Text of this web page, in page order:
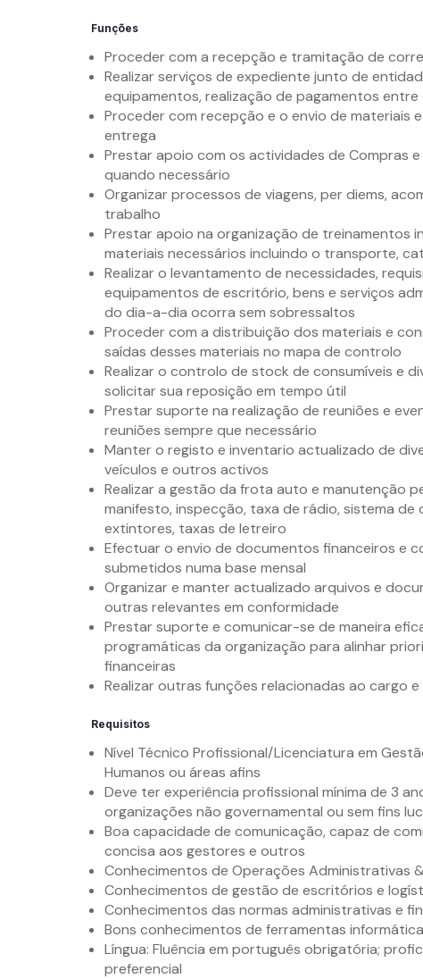
Funções
Proceder com a recepção e tramitação de
Realizar serviços de expediente junto de
equipamentos, realização de pagamentos
Proceder com recepção e o envio de materiais
entrega
Prestar apoio com os actividades de Compras
quando necessário
Organizar processos de viagens, per diems,
trabalho
Prestar apoio na organização de treinamentos
materiais necessários incluindo o transporte,
Realizar o levantamento de necessidades,
equipamentos de escritório, bens e serviços
do dia-a-dia ocorra sem sobressaltos
Proceder com a distribuição dos materiais e
saídas desses materiais no mapa de controlo
Realizar o controlo de stock de consumíveis e
solicitar sua reposição em tempo útil
Prestar suporte na realização de reuniões e
reuniões sempre que necessário
Manter o registo e inventario actualizado de
veículos e outros activos
Realizar a gestão da frota auto e manutenção
manifesto, inspecção, taxa de rádio, sistema
extintores, taxas de letreiro
Efectuar o envio de documentos financeiros e
submetidos numa base mensal
Organizar e manter actualizado arquivos e
outras relevantes em conformidade
Prestar suporte e comunicar-se de maneira
programáticas da organização para alinhar
financeiras
Realizar outras funções relacionadas ao cargo
Requisitos
Nível Técnico Profissional/Licenciatura em
Humanos ou áreas afins
Deve ter experiência profissional mínima de 3
organizações não governamental ou sem fins
Boa capacidade de comunicação, capaz de
concisa aos gestores e outros
Conhecimentos de Operações Administrativas
Conhecimentos de gestão de escritórios e
Conhecimentos das normas administrativas e
Bons conhecimentos de ferramentas
Língua: Fluência em português obrigatória;
preferencial